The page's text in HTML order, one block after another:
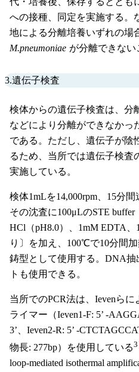
への接種、同定を実施する。
地による分離培養いずれの場
M.pneumoniae が分離できない
3.遺伝子検査
検体からの遺伝子検査は、分
などにより分離ができなかっ
である。ただし、遺伝子が陰
るため、当所では遺伝子検査
実施している。
検体1mLを14,000rpm、15分
その沈査に100μLのSTE buffer
HCl（pH8.0）、1mM EDTA、
り〕を加え、100℃で10分間
鋳型として使用する。DNA
トも使用できる。
当所でのPCR法は、Ievenら
ライマー（Ieven1-F: 5’ -
3’、Ieven2-R: 5’ -
物長: 277bp）を使用している3
loop-mediated isothermal